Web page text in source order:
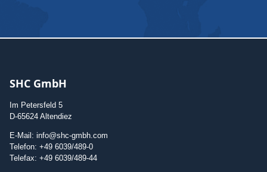
SHC GmbH
Im Petersfeld 5
D-65624 Altendiez
E-Mail: info@shc-gmbh.com
Telefon: +49 6039/489-0
Telefax: +49 6039/489-44